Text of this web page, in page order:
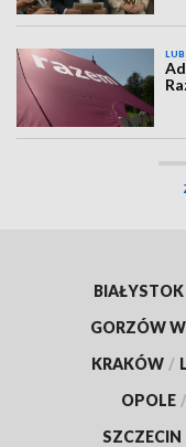
BIAŁYSTOK
GORZÓW
KRAKÓW /
OPOLE /
SZCZECIN